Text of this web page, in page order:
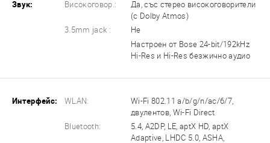
Звук: Високоговор.:
Да, със стерео високоговорители
(с Dolby Atmos)
3.5mm jack :
Не
Настроен от Bose 24-bit/192kHz
Hi-Res и Hi-Res безжично аудио
Интерфейс: WLAN:
Wi-Fi 802.11 a/b/g/n/ac/6/7,
двулентов, Wi-Fi Direct
Bluetooth:
5.4, A2DP, LE, aptX HD, aptX
Adaptive, LHDC 5.0, ASHA,